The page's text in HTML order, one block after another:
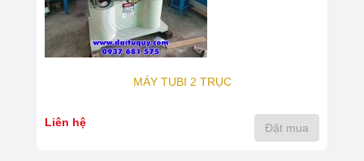
MÁY TUBI 2 TRỤC
Liên hệ Đặt mua